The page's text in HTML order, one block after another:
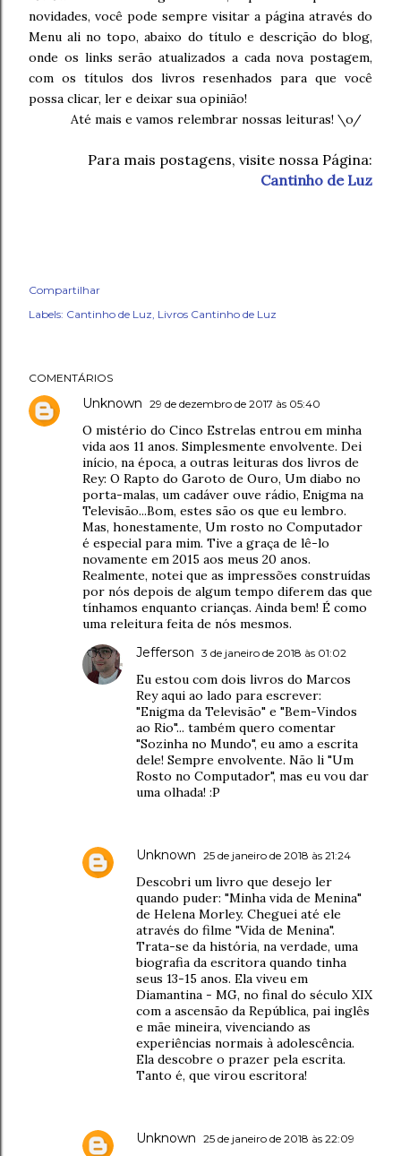
novidades, você pode sempre visitar a página através do
Menu ali no topo, abaixo do título e descrição do blog,
onde os links serão atualizados a cada nova postagem,
com os títulos dos livros resenhados para que você
possa clicar, ler e deixar sua opinião!
Até mais e vamos relembrar nossas leituras! \o/
Para mais postagens, visite nossa Página:
Cantinho de Luz
Compartilhar
Labels: Cantinho de Luz Livros Cantinho de Luz
COMENTÁRIOS
Unknown 29 de dezembro de 2017 às 05:40
O mistério do Cinco Estrelas entrou em minha
vida aos 11 anos. Simplesmente envolvente. Dei
início, na época, a outras leituras dos livros de
Rey: O Rapto do Garoto de Ouro, Um diabo no
porta-malas, um cadáver ouve rádio, Enigma na
Televisão...Bom, estes são os que eu lembro.
Mas, honestamente, Um rosto no Computador
é especial para mim. Tive a graça de lê-lo
novamente em 2015 aos meus 20 anos.
Realmente, notei que as impressões construídas
por nós depois de algum tempo diferem das que
tínhamos enquanto crianças. Ainda bem! É como
uma releitura feita de nós mesmos.
Jefferson 3 de janeiro de 2018 às 01:02
Eu estou com dois livros do Marcos
Rey aqui ao lado para escrever:
"Enigma da Televisão" e "Bem-Vindos
ao Rio"... também quero comentar
"Sozinha no Mundo", eu amo a escrita
dele! Sempre envolvente. Não li "Um
Rosto no Computador", mas eu vou dar
uma olhada! :P
Unknown 25 de janeiro de 2018 às 21:24
Descobri um livro que desejo ler
quando puder: "Minha vida de Menina"
de Helena Morley. Cheguei até ele
através do filme "Vida de Menina".
Trata-se da história, na verdade, uma
biografia da escritora quando tinha
seus 13-15 anos. Ela viveu em
Diamantina - MG, no final do século XIX
com a ascensão da República, pai inglês
e mãe mineira, vivenciando as
experiências normais à adolescência.
Ela descobre o prazer pela escrita.
Tanto é, que virou escritora!
Unknown 25 de janeiro de 2018 às 22:09